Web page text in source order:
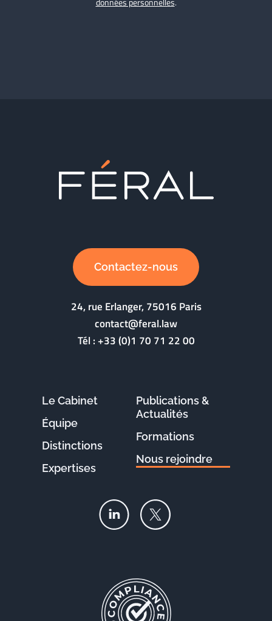
Contactez-nous
24, rue Erlanger, 75016 Paris
contact@feral.law
Tél :+33 (0)1 70 71 22 00
Le Cabinet
Équipe
Distinctions
Expertises
Publications &
Actualités
Formations
Nous rejoindre